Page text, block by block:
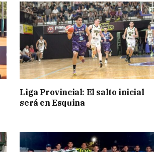
Liga Provincial: El salto inicial
será en Esquina